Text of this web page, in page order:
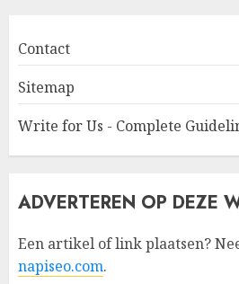
Contact
Sitemap
Write for Us - Complete
ADVERTEREN OP DEZE
Een artikel of link plaatsen?
napiseo.com.